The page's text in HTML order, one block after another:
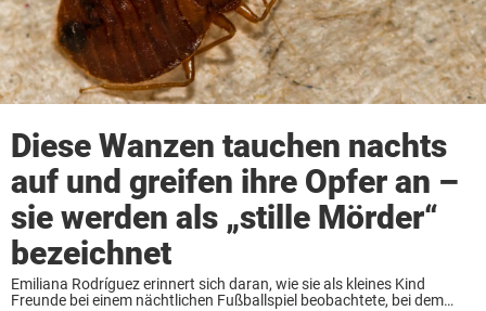
Diese Wanzen tauchen nachts
auf und greifen ihre Opfer an –
sie werden als „stille Mörder“
bezeichnet
Emiliana Rodríguez erinnert sich daran, wie sie als kleines Kind
Freunde bei einem nächtlichen Fußballspiel beobachtete, bei dem